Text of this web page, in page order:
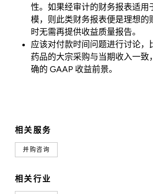
相关服务
并购咨询
相关行业
性。如果经审计的财务报表适用
模，则此类财务报表便是理想的
时无需再提供收益质量报告。
应该对付款时间问题进行讨论，
药品的大宗采购与当期收入一致
确的 GAAP 收益前景。